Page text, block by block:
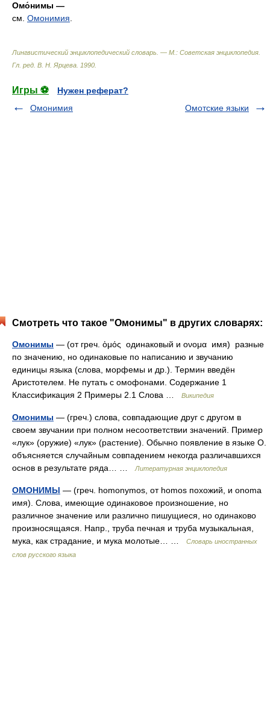
Омо́нимы —
см. Омонимия
Лингвистический энциклопедический словарь. — М.: Советская энциклопедия
Гл. ред. В. Н. Ярцева 1990
Игры ⚽
Нужен реферат?
Омонимия
Омотские языки
Смотреть что такое "Омонимы" в других словарях:
Омонимы — (от греч. ὁμός одинаковый и ονομα имя) разные
по значению, но одинаковые по написанию и звучанию
единицы языка (слова, морфемы и др.). Термин введён
Аристотелем. Не путать с омофонами. Содержание 1
Классификация 2 Примеры 2.1 Слова …
Википедия
Омонимы — (греч.) слова, совпадающие друг с другом в
своем звучании при полном несоответствии значений. Пример
«лук» (оружие) «лук» (растение). Обычно появление в языке О.
объясняется случайным совпадением некогда различавшихся
основ в результате ряда… …
Литературная энциклопедия
ОМОНИМЫ — (греч. homonymos, от homos похожий, и onoma
имя). Слова, имеющие одинаковое произношение, но
различное значение или различно пишущиеся, но одинаково
произносящаяся. Напр., труба печная и труба музыкальная,
мука, как страдание, и мука молотые… …
Словарь иностранных
слов русского языка